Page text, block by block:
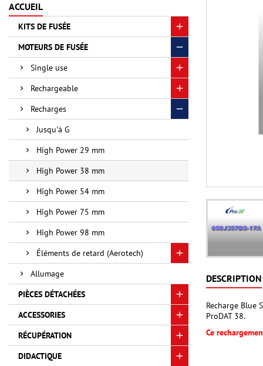
ACCUEIL
KITS DE FUSÉE
MOTEURS DE FUSÉE
Single use
Rechargeable
Recharges
Jusqu'à G
High Power 29 mm
High Power 38 mm
High Power 54 mm
High Power 75 mm
High Power 98 mm
Éléments de retard (Aerotech)
Allumage
PIÈCES DÉTACHÉES
ACCESSORIES
RÉCUPÉRATION
DIDACTIQUE
DESCRIPTION
Recharge Blue
ProDAT 38.
Ce